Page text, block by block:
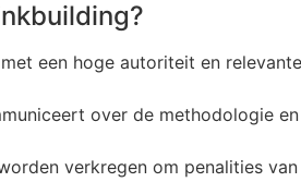
een hoge autoriteit en relevante
over de methodologie en
verkregen om penalities van